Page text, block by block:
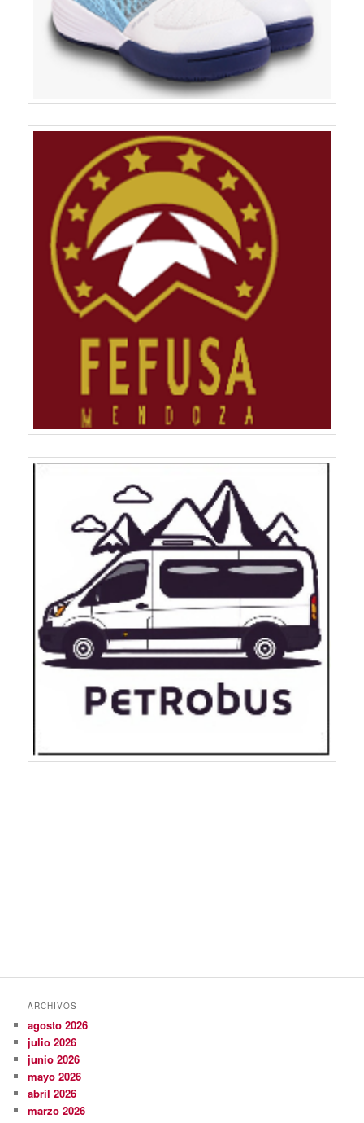
ARCHIVOS
agosto 2026
julio 2026
junio 2026
mayo 2026
abril 2026
marzo 2026